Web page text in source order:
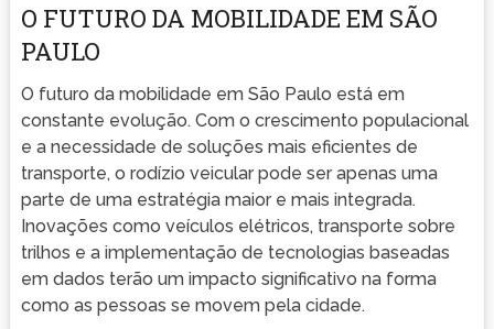
O FUTURO DA MOBILIDADE EM SÃO
PAULO
O futuro da mobilidade em São Paulo está em
constante evolução. Com o crescimento populacional
e a necessidade de soluções mais eficientes de
transporte, o rodízio veicular pode ser apenas uma
parte de uma estratégia maior e mais integrada.
Inovações como veículos elétricos, transporte sobre
trilhos e a implementação de tecnologias baseadas
em dados terão um impacto significativo na forma
como as pessoas se movem pela cidade.